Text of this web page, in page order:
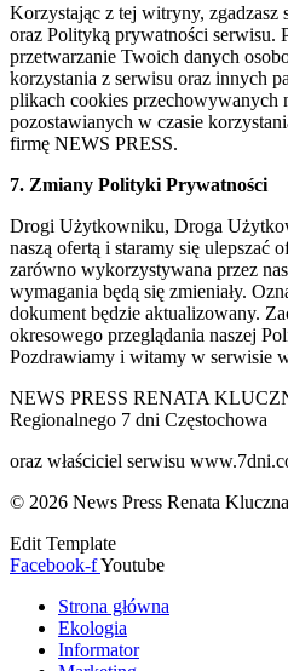
Korzystając z tej witryny, zgadzasz
oraz Polityką prywatności serwisu.
przetwarzanie Twoich danych
korzystania z serwisu oraz innych
plikach cookies przechowywanych
pozostawianych w czasie
firmę NEWS PRESS.
7. Zmiany Polityki Prywatności
Drogi Użytkowniku, Droga
naszą ofertą i staramy się ulepszać
zarówno wykorzystywana przez
wymagania będą się zmieniały.
dokument będzie aktualizowany.
okresowego przeglądania naszej
Pozdrawiamy i witamy w serwisie
NEWS PRESS RENATA
Regionalnego 7 dni Częstochowa
oraz właściciel serwisu
© 2026 News Press Renata
Edit Template
Facebook-fYoutube
Strona główna
Ekologia
Informator